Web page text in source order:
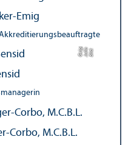
Emig
Bil
d:
J
uli
a
G
ei
g
e
r
Corbo, M.C.B.L.